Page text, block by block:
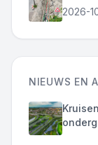
2026-
NIEUWS EN